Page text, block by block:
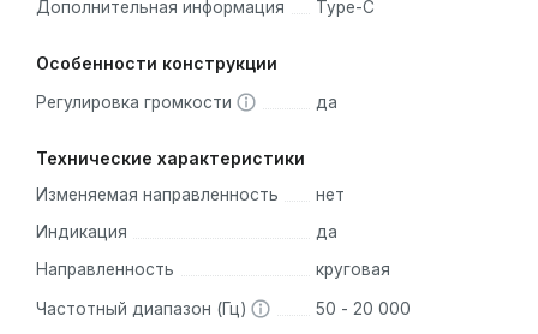
Микрофон Boya BY-M1V1 - это надежный инструмент
условиях. Его продуманный дизайн, передовые
помощником для всех, кто серьезно относится к
Дополнительная информация
Type-C
Особенности конструкции
Регулировка громкости да
Технические характеристики
Изменяемая направленность
нет
Индикация
да
Направленность
круговая
Частотный диапазон (Гц)
50 - 20 000